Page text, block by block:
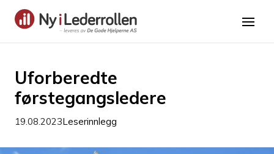
Uforberedte
førstegangsledere
19.08.2023Leserinnlegg